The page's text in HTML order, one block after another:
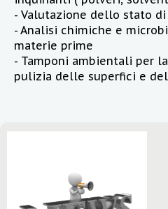
- Valutazione dello stato
- Analisi chimiche e
materie prime
- Tamponi ambientali per
pulizia delle superfici e